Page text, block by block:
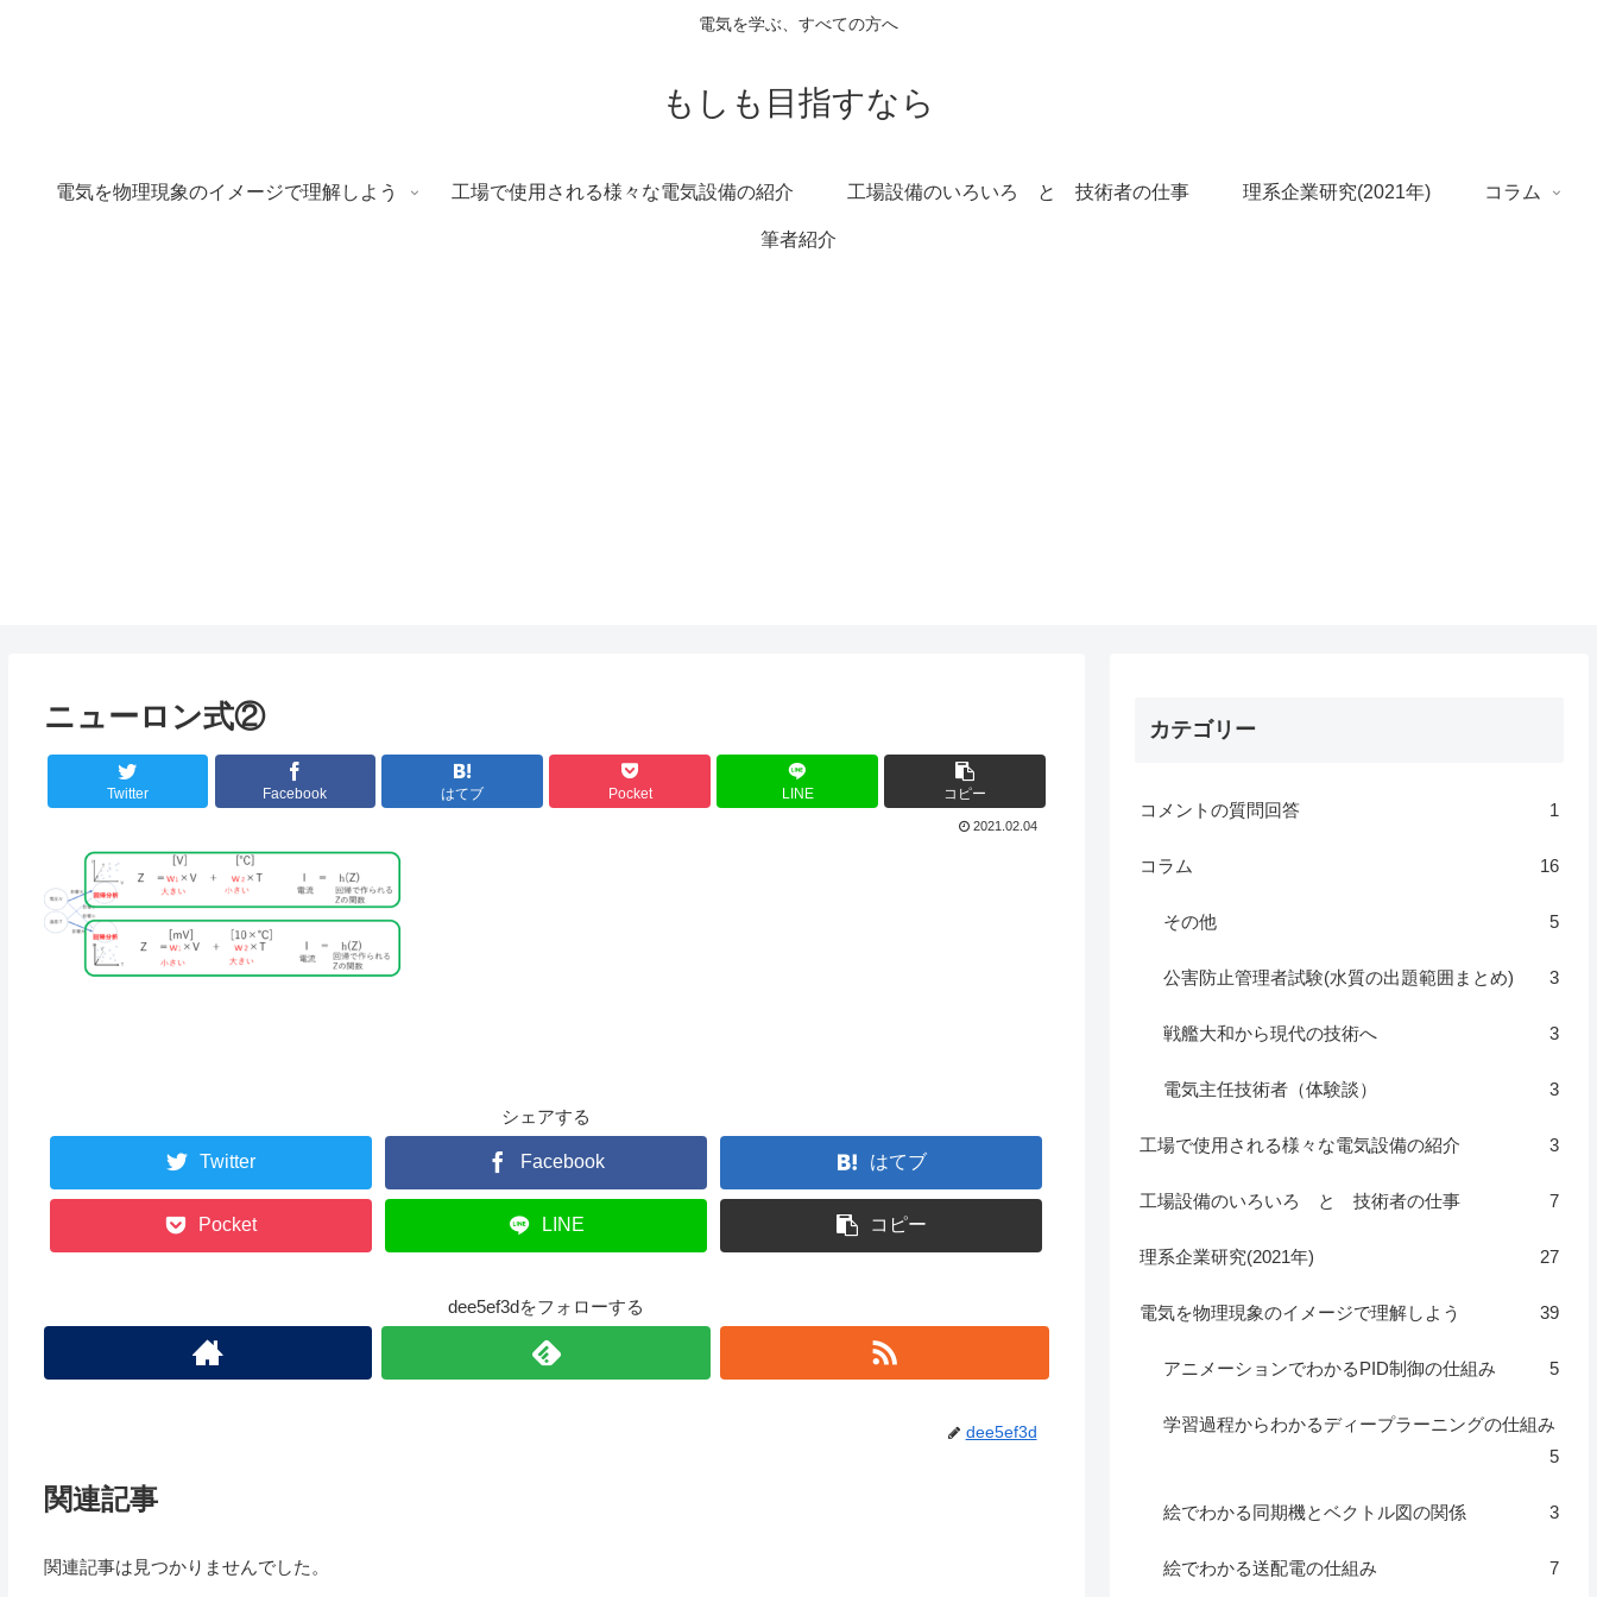
電気を学ぶ、すべての方へ
もしも目指すなら
電気を物理現象のイメージで理解しよう 工場で使用される様々な電気設備の紹介 工場設備のいろいろ と 技術者の仕事 理系企業研究(2021年) コラム
筆者紹介
ニューロン式②
Twitter Facebook はてブ Pocket LINE コピー
2021.02.04
シェアする
Twitter Facebook はてブ
Pocket LINE コピー
dee5ef3dをフォローする
dee5ef3d
関連記事
関連記事は見つかりませんでした。
カテゴリー
コメントの質問回答 1
コラム 16
その他 5
公害防止管理者試験(水質の出題範囲まとめ) 3
戦艦大和から現代の技術へ 3
電気主任技術者（体験談） 3
工場で使用される様々な電気設備の紹介 3
工場設備のいろいろ と 技術者の仕事 7
理系企業研究(2021年) 27
電気を物理現象のイメージで理解しよう 39
アニメーションでわかるPID制御の仕組み 5
学習過程からわかるディープラーニングの仕組み
5
絵でわかる同期機とベクトル図の関係 3
絵でわかる送配電の仕組み 7